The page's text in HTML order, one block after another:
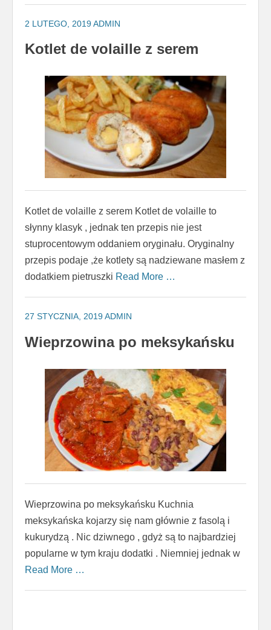
2 LUTEGO, 2019ADMIN
Kotlet de volaille z serem
Kotlet de volaille z serem Kotlet de volaille to
słynny klasyk , jednak ten przepis nie jest
stuprocentowym oddaniem oryginału. Oryginalny
przepis podaje ,że kotlety są nadziewane masłem z
dodatkiem pietruszki Read More …
27 STYCZNIA, 2019ADMIN
Wieprzowina po meksykańsku
Wieprzowina po meksykańsku Kuchnia
meksykańska kojarzy się nam głównie z fasolą i
kukurydzą . Nic dziwnego , gdyż są to najbardziej
popularne w tym kraju dodatki . Niemniej jednak w
Read More …